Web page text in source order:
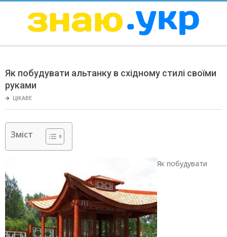
ЗНАЮ
Menu
Як побудувати альтанку в східному стилі своїми
руками
🡲 ЦІКАВЕ
Зміст
Як побудувати